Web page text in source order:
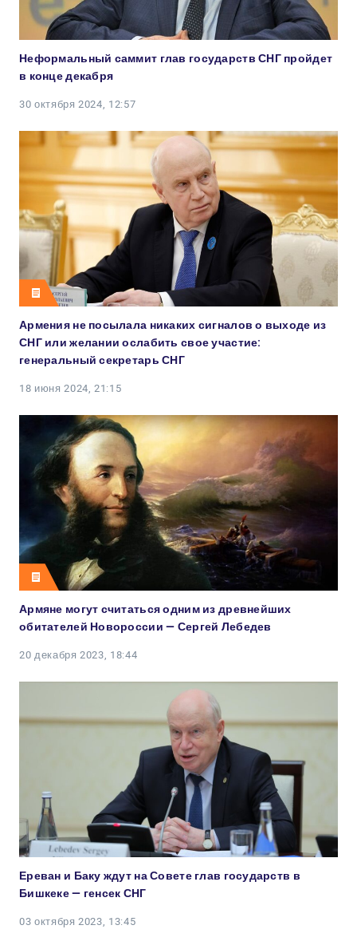
Неформальный саммит глав государств СНГ пройдет
в конце декабря
30 октября 2024, 12:57
Армения не посылала никаких сигналов о выходе из
СНГ или желании ослабить свое участие:
генеральный секретарь СНГ
18 июня 2024, 21:15
Армяне могут считаться одним из древнейших
обитателей Новороссии — Сергей Лебедев
20 декабря 2023, 18:44
Ереван и Баку ждут на Совете глав государств в
Бишкеке — генсек СНГ
03 октября 2023, 13:45